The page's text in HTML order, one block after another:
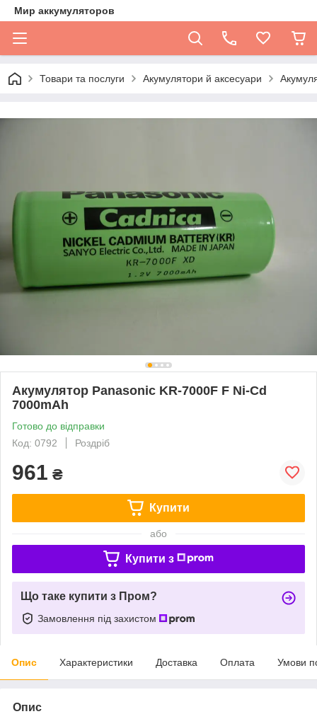
Мир аккумуляторов
Товари та послуги Акумулятори й аксесуари
Акумулятор Panasonic KR-7000F F Ni-Cd
7000mAh
Готово до відправки
Код: 0792
Роздріб
961 ₴
Купити
або
Купити з
Що таке купити з Пром?
Замовлення під захистом
Опис Характеристики Доставка Оплата Умови
Опис